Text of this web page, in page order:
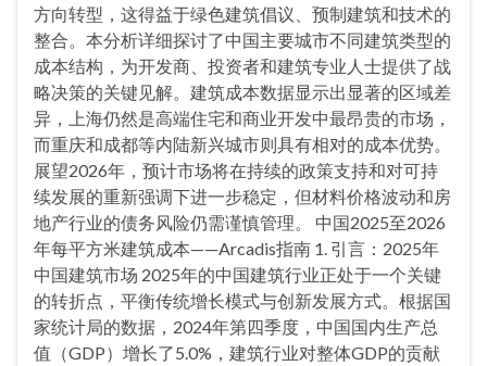
方向转型，这得益于绿色建筑倡议、预制建筑和技术的
整合。本分析详细探讨了中国主要城市不同建筑类型的
成本结构，为开发商、投资者和建筑专业人士提供了战
略决策的关键见解。建筑成本数据显示出显著的区域差
异，上海仍然是高端住宅和商业开发中最昂贵的市场，
而重庆和成都等内陆新兴城市则具有相对的成本优势。
展望2026年，预计市场将在持续的政策支持和对可持
续发展的重新强调下进一步稳定，但材料价格波动和房
地产行业的债务风险仍需谨慎管理。 中国2025至2026
年每平方米建筑成本——Arcadis指南 1. 引言：2025年
中国建筑市场 2025年的中国建筑行业正处于一个关键
的转折点，平衡传统增长模式与创新发展方式。根据国
家统计局的数据，2024年第四季度，中国国内生产总
值（GDP）增长了5.0%，建筑行业对整体GDP的贡献